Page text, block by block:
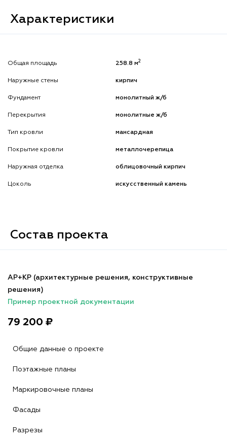
Характеристики
Общая площадь 258.8 м2
Наружные стены кирпич
Фундамент монолитный ж/б
Перекрытия монолитные ж/б
Тип кровли мансардная
Покрытие кровли металлочерепица
Наружная отделка облицовочный кирпич
Цоколь искусственный камень
Состав проекта
АР+КР (архитектурные решения, конструктивные
решения)
Пример проектной документации
79 200 ₽
Общие данные о проекте
Поэтажные планы
Маркировочные планы
Фасады
Разрезы